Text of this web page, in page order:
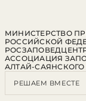
МИНИСТЕРСТВО
РОССИЙСКОЙ
АССОЦИАЦИЯ
АЛТАЙ-
РЕШАЕМ ВМЕСТЕ